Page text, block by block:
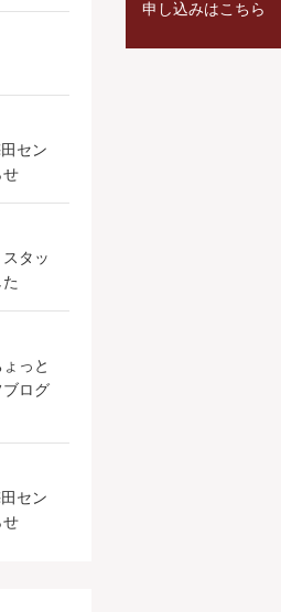
申し込みはこちら
セン
せ
スタッ
っと
ログ
セン
せ